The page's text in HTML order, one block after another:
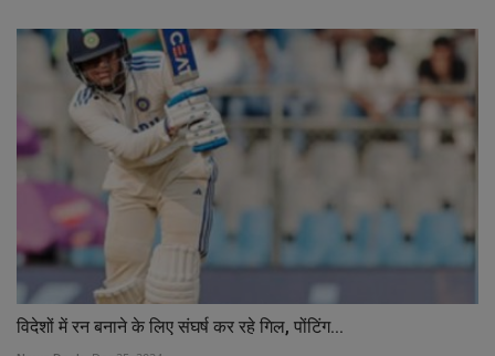
विदेशों में रन बनाने के लिए संघर्ष कर रहे गिल, पोंटिंग...